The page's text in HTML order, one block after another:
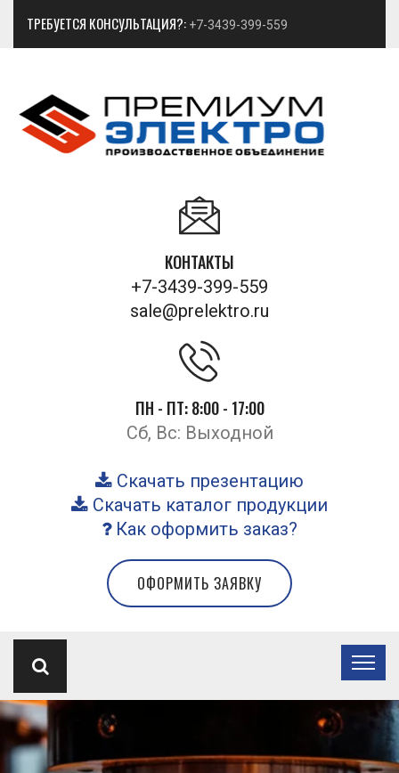
ТРЕБУЕТСЯ КОНСУЛЬТАЦИЯ?: +7-3439-399-559
КОНТАКТЫ
+7-3439-399-559
sale@prelektro.ru
ПН - ПТ: 8:00 - 17:00
Сб, Вс: Выходной
Скачать презентацию
Скачать каталог продукции
Как оформить заказ?
ОФОРМИТЬ ЗАЯВКУ